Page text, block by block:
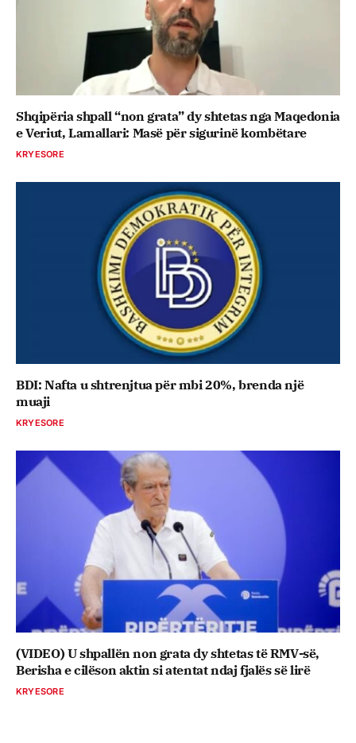
Shqipëria shpall “non grata” dy shtetas nga Maqedonia
e Veriut, Lamallari: Masë për sigurinë kombëtare
KRYESORE
BDI: Nafta u shtrenjtua për mbi 20%, brenda një
muaji
KRYESORE
(VIDEO) U shpallën non grata dy shtetas të RMV-së,
Berisha e cilëson aktin si atentat ndaj fjalës së lirë
KRYESORE